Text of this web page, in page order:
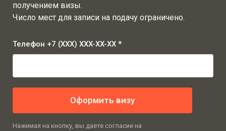
получением визы.
Число мест для записи на подачу ограничено.
Телефон +7 (XXX) XXX-XX-XX *
Оформить визу
Нажимая на кнопку, вы даете согласие на